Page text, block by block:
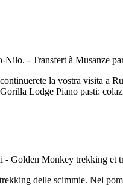
la vostra visita a
Lodge Piano pasti:
delle scimmie. Nel